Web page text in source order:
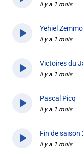
il y a 1 mois
Yehiel
il y a 1 mois
Victoires du
il y a 1 mois
Pascal Picq
il y a 1 mois
Fin de saison
il y a 1 mois